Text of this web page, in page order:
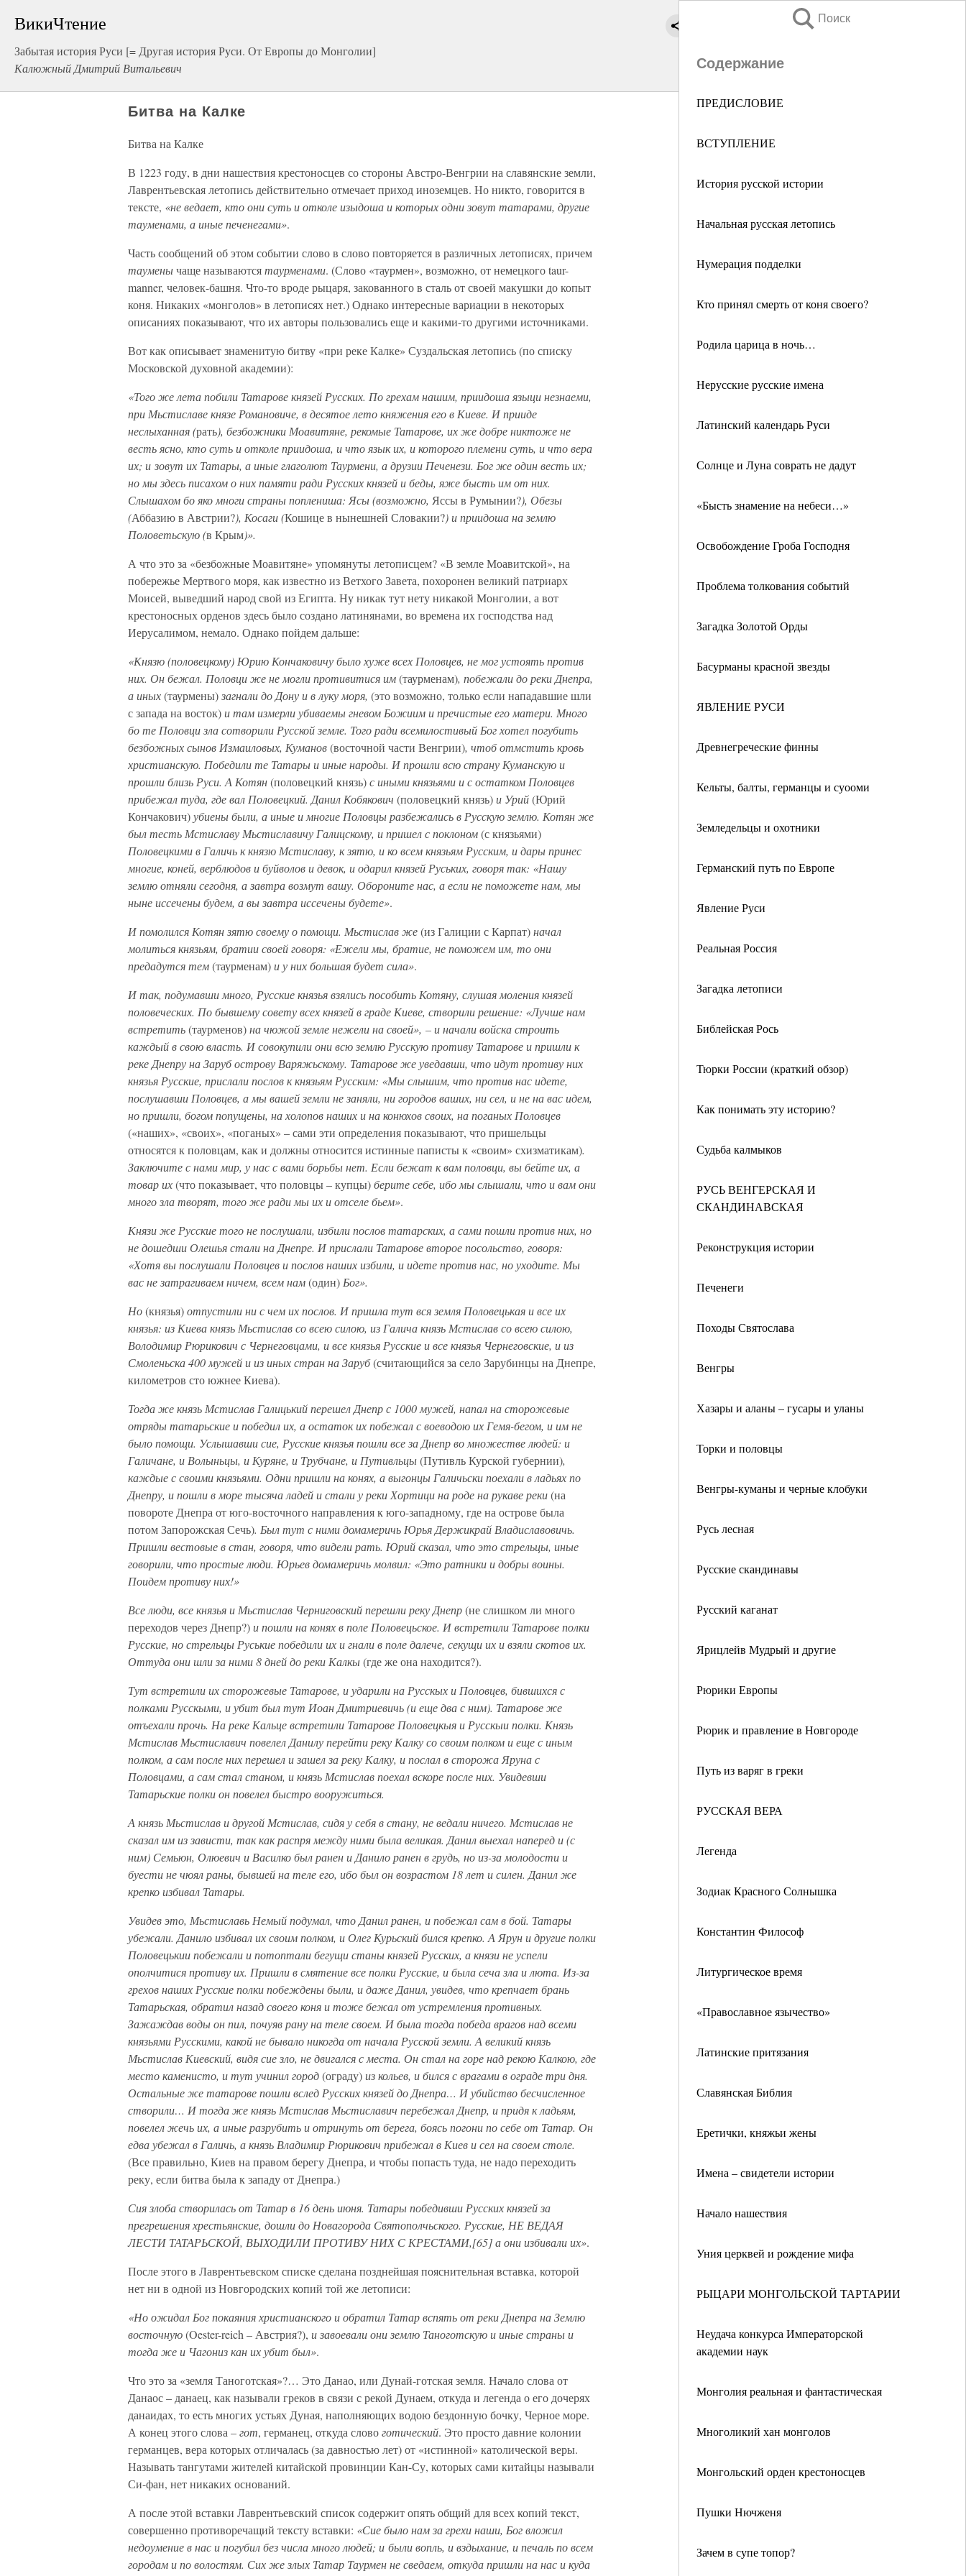
ВикиЧтение
Забытая история Руси [= Другая история Руси. От Европы до Монголии]
Калюжный Дмитрий Витальевич
Поиск
Содержание
ПРЕДИСЛОВИЕ
ВСТУПЛЕНИЕ
История русской истории
Начальная русская летопись
Нумерация подделки
Кто принял смерть от коня своего?
Родила царица в ночь…
Нерусские русские имена
Латинский календарь Руси
Солнце и Луна соврать не дадут
«Бысть знамение на небеси…»
Освобождение Гроба Господня
Проблема толкования событий
Загадка Золотой Орды
Басурманы красной звезды
ЯВЛЕНИЕ РУСИ
Древнегреческие финны
Кельты, балты, германцы и суооми
Земледельцы и охотники
Германский путь по Европе
Явление Руси
Реальная Россия
Загадка летописи
Библейская Рось
Тюрки России (краткий обзор)
Как понимать эту историю?
Судьба калмыков
РУСЬ ВЕНГЕРСКАЯ И
СКАНДИНАВСКАЯ
Реконструкция истории
Печенеги
Походы Святослава
Венгры
Хазары и аланы – гусары и уланы
Торки и половцы
Венгры-куманы и черные клобуки
Русь лесная
Русские скандинавы
Русский каганат
Ярицлейв Мудрый и другие
Рюрики Европы
Рюрик и правление в Новгороде
Путь из варяг в греки
РУССКАЯ ВЕРА
Легенда
Зодиак Красного Солнышка
Константин Философ
Литургическое время
«Православное язычество»
Латинские притязания
Славянская Библия
Еретички, княжьи жены
Имена – свидетели истории
Начало нашествия
Уния церквей и рождение мифа
РЫЦАРИ МОНГОЛЬСКОЙ ТАРТАРИИ
Неудача конкурса Императорской
академии наук
Монголия реальная и фантастическая
Многоликий хан монголов
Монгольский орден крестоносцев
Пушки Нючженя
Зачем в супе топор?
Битва на Калке
Битва на Калке
В 1223 году, в дни нашествия крестоносцев со стороны Австро-Венгрии на славянские земли,
Лаврентьевская летопись действительно отмечает приход иноземцев. Но никто, говорится в
тексте, «не ведает, кто они суть и отколе изыдоша и которых одни зовут татарами, другие
тауменами, а иные печенегами».
Часть сообщений об этом событии слово в слово повторяется в различных летописях, причем
тауменычаще называютсятаурменами. (Слово «таурмен», возможно, от немецкого taur-
manner, человек-башня. Что-то вроде рыцаря, закованного в сталь от своей макушки до копыт
коня. Никаких «монголов» в летописях нет.) Однако интересные вариации в некоторых
описаниях показывают, что их авторы пользовались еще и какими-то другими источниками.
Вот как описывает знаменитую битву «при реке Калке» Суздальская летопись (по списку
Московской духовной академии):
«Того же лета побили Татарове князей Русских. По грехам нашим, приидоша языци незнаеми,
при Мьстиславе князе Романовиче, в десятое лето княжения его в Киеве. И прииде
неслыханная (рать), безбожники Моавитяне, рекомые Татарове, их же добре никтоже не
весть ясно, кто суть и отколе приидоша, и что язык их, и которого племени суть, и что вера
их; и зовут их Татары, а иные глаголют Таурмени, а друзии Печенези. Бог же один весть их;
но мы здесь писахом о них памяти ради Русских князей и беды, яже бысть им от них.
Слышахом бо яко многи страны поплениша: Ясы (возможно, Яссы в Румынии?), Обезы
(Аббазию в Австрии?), Косаги (Кошице в нынешней Словакии?) и приидоша на землю
Половетьскую (в Крым)».
А что это за «безбожные Моавитяне» упомянуты летописцем? «В земле Моавитской», на
побережье Мертвого моря, как известно из Ветхого Завета, похоронен великий патриарх
Моисей, выведший народ свой из Египта. Ну никак тут нету никакой Монголии, а вот
крестоносных орденов здесь было создано латинянами, во времена их господства над
Иерусалимом, немало. Однако пойдем дальше:
«Князю (половецкому) Юрию Кончаковичу было хуже всех Половцев, не мог устоять против
них. Он бежал. Половци же не могли противитися им(таурменам), побежали до реки Днепра,
а иных(таурмены)загнали до Дону и в луку моря, (это возможно, только если нападавшие шли
с запада на восток)и там измерли убиваемы гневом Божиим и пречистые его матери. Много
бо те Половци зла сотворили Русской земле. Того ради всемилостивый Бог хотел погубить
безбожных сынов Измаиловых, Куманов(восточной части Венгрии), чтоб отмстить кровь
христианскую. Победили те Татары и иные народы. И прошли всю страну Куманскую и
прошли близь Руси. А Котян(половецкий князь)с иными князьями и с остатком Половцев
прибежал туда, где вал Половецкий. Данил Кобякович (половецкий князь)и Урий(Юрий
Кончакович)убиены были, а иные и многие Половцы разбежались в Русскую землю. Котян же
был тесть Мстиславу Мьстиславичу Галицскому, и пришел с поклоном(с князьями)
Половецкими в Галичь к князю Мстиславу, к зятю, и ко всем князьям Русским, и дары принес
многие, коней, верблюдов и буйволов и девок, и одарил князей Руських, говоря так: «Нашу
землю отняли сегодня, а завтра возмут вашу. Обороните нас, а если не поможете нам, мы
ныне иссечены будем, а вы завтра иссечены будете».
И помолился Котян зятю своему о помощи. Мьстислав же(из Галиции с Карпат)начал
молиться князьям, братии своей говоря: «Ежели мы, братие, не поможем им, то они
предадутся тем(таурменам)и у них большая будет сила».
И так, подумавши много, Русские князья взялись пособить Котяну, слушая моления князей
половеческих. По бывшему совету всех князей в граде Киеве, створили решение: «Лучше нам
встретить(таурменов)на чюжой земле нежели на своей», – и начали войска строить
каждый в свою власть. И совокупили они всю землю Русскую противу Татарове и пришли к
реке Днепру на Заруб острову Варяжьскому. Татарове же уведавши, что идут противу них
князья Русские, прислали послов к князьям Русским: «Мы слышим, что против нас идете,
послушавши Половцев, а мы вашей земли не заняли, ни городов ваших, ни сел, и не на вас идем,
но пришли, богом попущены, на холопов наших и на конюхов своих, на поганых Половцев
(«наших», «своих», «поганых» – сами эти определения показывают, что пришельцы
относятся к половцам, как и должны относится истинные паписты к «своим» схизматикам).
Заключите с нами мир, у нас с вами борьбы нет. Если бежат к вам половци, вы бейте их, а
товар их(что показывает, что половцы – купцы)берите себе, ибо мы слышали, что и вам они
много зла творят, того же ради мы их и отселе бьем».
Князи же Русские того не послушали, избили послов татарских, а сами пошли против них, но
не дошедши Олешья стали на Днепре. И прислали Татарове второе посольство, говоря:
«Хотя вы послушали Половцев и послов наших избили, и идете против нас, но уходите. Мы
вас не затрагиваем ничем, всем нам(один) Бог».
Но(князья)отпустили ни с чем их послов. И пришла тут вся земля Половецькая и все их
князья: из Киева князь Мьстислав со всею силою, из Галича князь Мстислав со всею силою,
Володимир Рюрикович с Чернеговцами, и все князья Русские и все князья Чернеговские, и из
Смоленьска 400 мужей и из иных стран на Заруб(считающийся за село Зарубинцы на Днепре,
километров сто южнее Киева).
Тогда же князь Мстислав Галицький перешел Днепр с 1000 мужей, напал на сторожевые
отряды татарьские и победил их, а остаток их побежал с воеводою их Гемя-бегом, и им не
было помощи. Услышавши сие, Русские князья пошли все за Днепр во множестве людей: и
Галичане, и Волыньцы, и Куряне, и Трубчане, и Путивльцы(Путивль Курской губернии),
каждые с своими князьями. Одни пришли на конях, а выгонцы Галичьски поехали в ладьях по
Днепру, и пошли в море тысяча ладей и стали у реки Хортици на роде на рукаве реки(на
повороте Днепра от юго-восточного направления к юго-западному, где на острове была
потом Запорожская Сечь). Был тут с ними домамеричь Юрья Держикрай Владиславовичь.
Пришли вестовые в стан, говоря, что видели рать. Юрий сказал, что это стрельцы, иные
говорили, что простые люди. Юрьев домамеричь молвил: «Это ратники и добры воины.
Поидем противу них!»
Все люди, все князья и Мьстислав Черниговский перешли реку Днепр(не слишком ли много
переходов через Днепр?)и пошли на конях в поле Половецьское. И встретили Татарове полки
Русские, но стрельцы Руськие победили их и гнали в поле далече, секущи их и взяли скотов их.
Оттуда они шли за ними 8 дней до реки Калкы(где же она находится?).
Тут встретили их сторожевые Татарове, и ударили на Русскых и Половцев, бившихся с
полками Русскыми, и убит был тут Иоан Дмитриевичь (и еще два с ним). Татарове же
отъехали прочь. На реке Кальце встретили Татарове Половецкыя и Русскыи полки. Князь
Мстислав Мьстиславич повелел Данилу перейти реку Калку со своим полком и еще с иным
полком, а сам после них перешел и зашел за реку Калку, и послал в сторожа Яруна с
Половцами, а сам стал станом, и князь Мстислав поехал вскоре после них. Увидевши
Татарьские полки он повелел быстро вооружиться.
А князь Мьстислав и другой Мстислав, сидя у себя в стану, не ведали ничего. Мстислав не
сказал им из зависти, так как распря между ними была великая. Данил выехал наперед и (с
ним) Семьюн, Олюевич и Василко был ранен и Данило ранен в грудь, но из-за молодости и
буести не чюял раны, бывшей на теле его, ибо был он возрастом 18 лет и силен. Данил же
крепко избивал Татары.
Увидев это, Мьстиславь Немый подумал, что Данил ранен, и побежал сам в бой. Татары
убежали. Данило избивал их своим полком, и Олег Курьский бился крепко. А Ярун и другие полки
Половецькии побежали и потоптали бегущи станы князей Русских, а князи не успели
ополчитися противу их. Пришли в смятение все полки Русские, и была сеча зла и люта. Из-за
грехов наших Русские полки побеждены были, и даже Данил, увидев, что крепчает брань
Татарьская, обратил назад своего коня и тоже бежал от устремления противных.
Зажаждав воды он пил, почуяв рану на теле своем. И была тогда победа врагов над всеми
князьями Русскими, какой не бывало никогда от начала Русской земли. А великий князь
Мьстислав Киевский, видя сие зло, не двигался с места. Он стал на горе над рекою Калкою, где
место каменисто, и тут учинил город(ограду)из кольев, и бился с врагами в ограде три дня.
Остальные же татарове пошли вслед Русских князей до Днепра… И убийство бесчисленное
створили… И тогда же князь Мстислав Мьстиславич перебежал Днепр, и придя к ладьям,
повелел жечь их, а иные разрубить и отринуть от берега, боясь погони по себе от Татар. Он
едва убежал в Галичь, а князь Владимир Рюрикович прибежал в Киев и сел на своем столе.
(Все правильно, Киев на правом берегу Днепра, и чтобы попасть туда, не надо переходить
реку, если битва была к западу от Днепра.)
Сия злоба створилась от Татар в 16 день июня. Татары победивши Русских князей за
прегрешения хрестьянские, дошли до Новагорода Святополчьского. Русские, НЕ ВЕДАЯ
ЛЕСТИ ТАТАРЬСКОЙ, ВЫХОДИЛИ ПРОТИВУ НИХ С КРЕСТАМИ,[65] а они избивали их».
После этого в Лаврентьевском списке сделана позднейшая пояснительная вставка, которой
нет ни в одной из Новгородских копий той же летописи:
«Но ожидал Бог покаяния христианского и обратил Татар вспять от реки Днепра на Землю
восточную(Oester-reich – Австрия?), и завоевали они землю Таноготскую и иные страны и
тогда же и Чагониз кан их убит был».
Что это за «земля Таноготская»?… Это Данао, или Дунай-готская земля. Начало слова от
Данаос – данаец, как называли греков в связи с рекой Дунаем, откуда и легенда о его дочерях
данаидах, то есть многих устьях Дуная, наполняющих водою бездонную бочку, Черное море.
А конец этого слова –гот, германец, откуда словоготический. Это просто давние колонии
германцев, вера которых отличалась (за давностью лет) от «истинной» католической веры.
Называть тангутами жителей китайской провинции Кан-Су, которых сами китайцы называли
Си-фан, нет никаких оснований.
А после этой вставки Лаврентьевский список содержит опять общий для всех копий текст,
совершенно противоречащий тексту вставки: «Сие было нам за грехи наши, Бог вложил
недоумение в нас и погубил без числа много людей; и были вопль, и вздыхание, и печаль по всем
городам и по волостям. Сих же злых Татар Таурмен не сведаем, откуда пришли на нас и куда